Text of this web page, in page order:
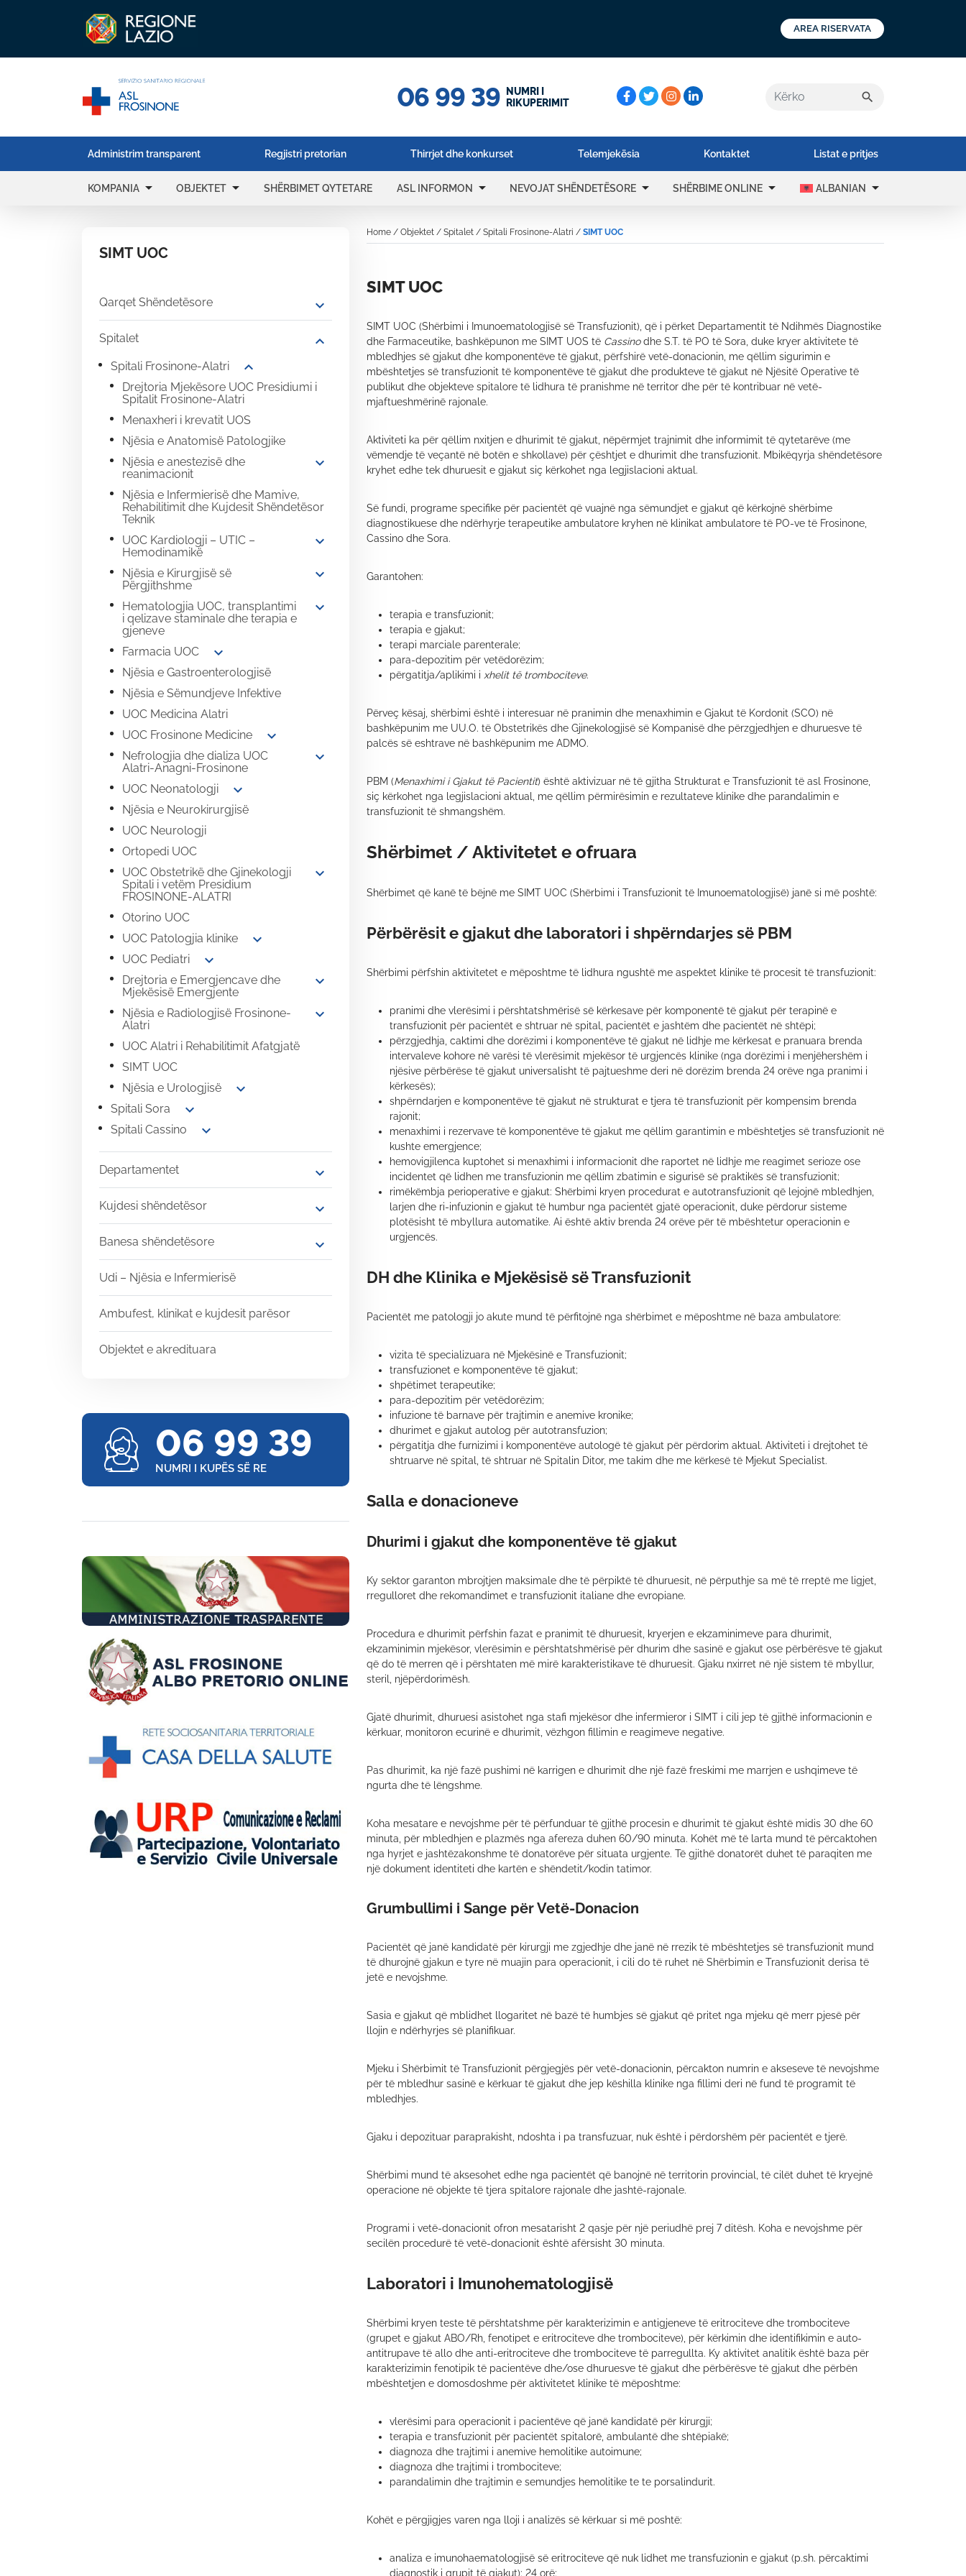
AREA RISERVATA
06 99 39
NUMRI I
RIKUPERIMIT
Cerca: search
Administrim transparent Regjistri pretorian Thirrjet dhe konkurset Telemjekësia Kontaktet Listat e pritjes
KOMPANIA arrow_drop_down OBJEKTET arrow_drop_down SHËRBIMET QYTETARE ASL INFORMON arrow_drop_down NEVOJAT SHËNDETËSORE arrow_drop_down SHËRBIME ONLINE arrow_drop_down ALBANIAN arrow_drop_down
SIMT UOC
Qarqet Shëndetësore expand_more
Spitalet expand_more
Spitali Frosinone-Alatri expand_more
Drejtoria Mjekësore UOC Presidiumi i
Spitalit Frosinone-Alatri
Menaxheri i krevatit UOS
Njësia e Anatomisë Patologjike
Njësia e anestezisë dhe
reanimacionit
expand_more
Njësia e Infermierisë dhe Mamive,
Rehabilitimit dhe Kujdesit Shëndetësor
Teknik
UOC Kardiologji – UTIC –
Hemodinamikë
expand_more
Njësia e Kirurgjisë së
Përgjithshme
expand_more
Hematologjia UOC, transplantimi
i qelizave staminale dhe terapia e
gjeneve
expand_more
Farmacia UOC expand_more
Njësia e Gastroenterologjisë
Njësia e Sëmundjeve Infektive
UOC Medicina Alatri
UOC Frosinone Medicine
expand_more
Nefrologjia dhe dializa UOC
Alatri-Anagni-Frosinone
expand_more
UOC Neonatologji expand_more
Njësia e Neurokirurgjisë
UOC Neurologji
Ortopedi UOC
UOC Obstetrikë dhe Gjinekologji
Spitali i vetëm Presidium
FROSINONE-ALATRI
expand_more
Otorino UOC
UOC Patologjia klinike
expand_more
UOC Pediatri expand_more
Drejtoria e Emergjencave dhe
Mjekësisë Emergjente
expand_more
Njësia e Radiologjisë Frosinone-
Alatri
expand_more
UOC Alatri i Rehabilitimit Afatgjatë
SIMT UOC
Njësia e Urologjisë
expand_more
Spitali Sora expand_more
Spitali Cassino expand_more
Departamentet expand_more
Kujdesi shëndetësor expand_more
Banesa shëndetësore expand_more
Udi – Njësia e Infermierisë
Ambufest, klinikat e kujdesit parësor
Objektet e akredituara
Home / Objektet / Spitalet / Spitali Frosinone-Alatri / SIMT UOC
SIMT UOC
SIMT UOC (Shërbimi i Imunoematologjisë së Transfuzionit), që i përket Departamentit të Ndihmës Diagnostike
dhe Farmaceutike, bashkëpunon me SIMT UOS të Cassinodhe S.T. të PO të Sora, duke kryer aktivitete të
mbledhjes së gjakut dhe komponentëve të gjakut, përfshirë vetë-donacionin, me qëllim sigurimin e
mbështetjes së transfuzionit të komponentëve të gjakut dhe produkteve të gjakut në Njësitë Operative të
publikut dhe objekteve spitalore të lidhura të pranishme në territor dhe për të kontribuar në vetë-
mjaftueshmërinë rajonale.
Aktiviteti ka për qëllim nxitjen e dhurimit të gjakut, nëpërmjet trajnimit dhe informimit të qytetarëve (me
vëmendje të veçantë në botën e shkollave) për çështjet e dhurimit dhe transfuzionit. Mbikëqyrja shëndetësore
kryhet edhe tek dhuruesit e gjakut siç kërkohet nga legjislacioni aktual.
Së fundi, programe specifike për pacientët që vuajnë nga sëmundjet e gjakut që kërkojnë shërbime
diagnostikuese dhe ndërhyrje terapeutike ambulatore kryhen në klinikat ambulatore të PO-ve të Frosinone,
Cassino dhe Sora.
Garantohen:
terapia e transfuzionit;
terapia e gjakut;
terapi marciale parenterale;
para-depozitim për vetëdorëzim;
përgatitja/aplikimi i xhelit të trombociteve.
Përveç kësaj, shërbimi është i interesuar në pranimin dhe menaxhimin e Gjakut të Kordonit (SCO) në
bashkëpunim me UU.O. të Obstetrikës dhe Gjinekologjisë së Kompanisë dhe përzgjedhjen e dhuruesve të
palcës së eshtrave në bashkëpunim me ADMO.
PBM (Menaxhimi i Gjakut të Pacientit) është aktivizuar në të gjitha Strukturat e Transfuzionit të asl Frosinone,
siç kërkohet nga legjislacioni aktual, me qëllim përmirësimin e rezultateve klinike dhe parandalimin e
transfuzionit të shmangshëm.
Shërbimet / Aktivitetet e ofruara
Shërbimet që kanë të bëjnë me SIMT UOC (Shërbimi i Transfuzionit të Imunoematologjisë) janë si më poshtë:
Përbërësit e gjakut dhe laboratori i shpërndarjes së PBM
Shërbimi përfshin aktivitetet e mëposhtme të lidhura ngushtë me aspektet klinike të procesit të transfuzionit:
pranimi dhe vlerësimi i përshtatshmërisë së kërkesave për komponentë të gjakut për terapinë e
transfuzionit për pacientët e shtruar në spital, pacientët e jashtëm dhe pacientët në shtëpi;
përzgjedhja, caktimi dhe dorëzimi i komponentëve të gjakut në lidhje me kërkesat e pranuara brenda
intervaleve kohore në varësi të vlerësimit mjekësor të urgjencës klinike (nga dorëzimi i menjëhershëm i
njësive përbërëse të gjakut universalisht të pajtueshme deri në dorëzim brenda 24 orëve nga pranimi i
kërkesës);
shpërndarjen e komponentëve të gjakut në strukturat e tjera të transfuzionit për kompensim brenda
rajonit;
menaxhimi i rezervave të komponentëve të gjakut me qëllim garantimin e mbështetjes së transfuzionit në
kushte emergjence;
hemovigjilenca kuptohet si menaxhimi i informacionit dhe raportet në lidhje me reagimet serioze ose
incidentet që lidhen me transfuzionin me qëllim zbatimin e sigurisë së praktikës së transfuzionit;
rimëkëmbja perioperative e gjakut: Shërbimi kryen procedurat e autotransfuzionit që lejojnë mbledhjen,
larjen dhe ri-infuzionin e gjakut të humbur nga pacientët gjatë operacionit, duke përdorur sisteme
plotësisht të mbyllura automatike. Ai është aktiv brenda 24 orëve për të mbështetur operacionin e
urgjencës.
DH dhe Klinika e Mjekësisë së Transfuzionit
Pacientët me patologji jo akute mund të përfitojnë nga shërbimet e mëposhtme në baza ambulatore:
vizita të specializuara në Mjekësinë e Transfuzionit;
transfuzionet e komponentëve të gjakut;
shpëtimet terapeutike;
para-depozitim për vetëdorëzim;
infuzione të barnave për trajtimin e anemive kronike;
dhurimet e gjakut autolog për autotransfuzion;
përgatitja dhe furnizimi i komponentëve autologë të gjakut për përdorim aktual. Aktiviteti i drejtohet të
shtruarve në spital, të shtruar në Spitalin Ditor, me takim dhe me kërkesë të Mjekut Specialist.
Salla e donacioneve
Dhurimi i gjakut dhe komponentëve të gjakut
Ky sektor garanton mbrojtjen maksimale dhe të përpiktë të dhuruesit, në përputhje sa më të rreptë me ligjet,
rregulloret dhe rekomandimet e transfuzionit italiane dhe evropiane.
Procedura e dhurimit përfshin fazat e pranimit të dhuruesit, kryerjen e ekzaminimeve para dhurimit,
ekzaminimin mjekësor, vlerësimin e përshtatshmërisë për dhurim dhe sasinë e gjakut ose përbërësve të gjakut
që do të merren që i përshtaten më mirë karakteristikave të dhuruesit. Gjaku nxirret në një sistem të mbyllur,
steril, njëpërdorimësh.
Gjatë dhurimit, dhuruesi asistohet nga stafi mjekësor dhe infermieror i SIMT i cili jep të gjithë informacionin e
kërkuar, monitoron ecurinë e dhurimit, vëzhgon fillimin e reagimeve negative.
Pas dhurimit, ka një fazë pushimi në karrigen e dhurimit dhe një fazë freskimi me marrjen e ushqimeve të
ngurta dhe të lëngshme.
Koha mesatare e nevojshme për të përfunduar të gjithë procesin e dhurimit të gjakut është midis 30 dhe 60
minuta, për mbledhjen e plazmës nga afereza duhen 60/90 minuta. Kohët më të larta mund të përcaktohen
nga hyrjet e jashtëzakonshme të donatorëve për situata urgjente. Të gjithë donatorët duhet të paraqiten me
një dokument identiteti dhe kartën e shëndetit/kodin tatimor.
Grumbullimi i Sange për Vetë-Donacion
Pacientët që janë kandidatë për kirurgji me zgjedhje dhe janë në rrezik të mbështetjes së transfuzionit mund
të dhurojnë gjakun e tyre në muajin para operacionit, i cili do të ruhet në Shërbimin e Transfuzionit derisa të
jetë e nevojshme.
Sasia e gjakut që mblidhet llogaritet në bazë të humbjes së gjakut që pritet nga mjeku që merr pjesë për
llojin e ndërhyrjes së planifikuar.
Mjeku i Shërbimit të Transfuzionit përgjegjës për vetë-donacionin, përcakton numrin e akseseve të nevojshme
për të mbledhur sasinë e kërkuar të gjakut dhe jep këshilla klinike nga fillimi deri në fund të programit të
mbledhjes.
Gjaku i depozituar paraprakisht, ndoshta i pa transfuzuar, nuk është i përdorshëm për pacientët e tjerë.
Shërbimi mund të aksesohet edhe nga pacientët që banojnë në territorin provincial, të cilët duhet të kryejnë
operacione në objekte të tjera spitalore rajonale dhe jashtë-rajonale.
Programi i vetë-donacionit ofron mesatarisht 2 qasje për një periudhë prej 7 ditësh. Koha e nevojshme për
secilën procedurë të vetë-donacionit është afërsisht 30 minuta.
Laboratori i Imunohematologjisë
Shërbimi kryen teste të përshtatshme për karakterizimin e antigjeneve të eritrociteve dhe trombociteve
(grupet e gjakut ABO/Rh, fenotipet e eritrociteve dhe trombociteve), për kërkimin dhe identifikimin e auto-
antitrupave të allo dhe anti-eritrociteve dhe trombociteve të parregullta. Ky aktivitet analitik është baza për
karakterizimin fenotipik të pacientëve dhe/ose dhuruesve të gjakut dhe përbërësve të gjakut dhe përbën
mbështetjen e domosdoshme për aktivitetet klinike të mëposhtme:
vlerësimi para operacionit i pacientëve që janë kandidatë për kirurgji;
terapia e transfuzionit për pacientët spitalorë, ambulantë dhe shtëpiakë;
diagnoza dhe trajtimi i anemive hemolitike autoimune;
diagnoza dhe trajtimi i trombociteve;
parandalimin dhe trajtimin e semundjes hemolitike te te porsalindurit.
Kohët e përgjigjes varen nga lloji i analizës së kërkuar si më poshtë:
analiza e imunohaematologjisë së eritrociteve që nuk lidhet me transfuzionin e gjakut (p.sh. përcaktimi
diagnostik i grupit të gjakut): 24 orë;
06 99 39
NUMRI I KUPËS SË RE